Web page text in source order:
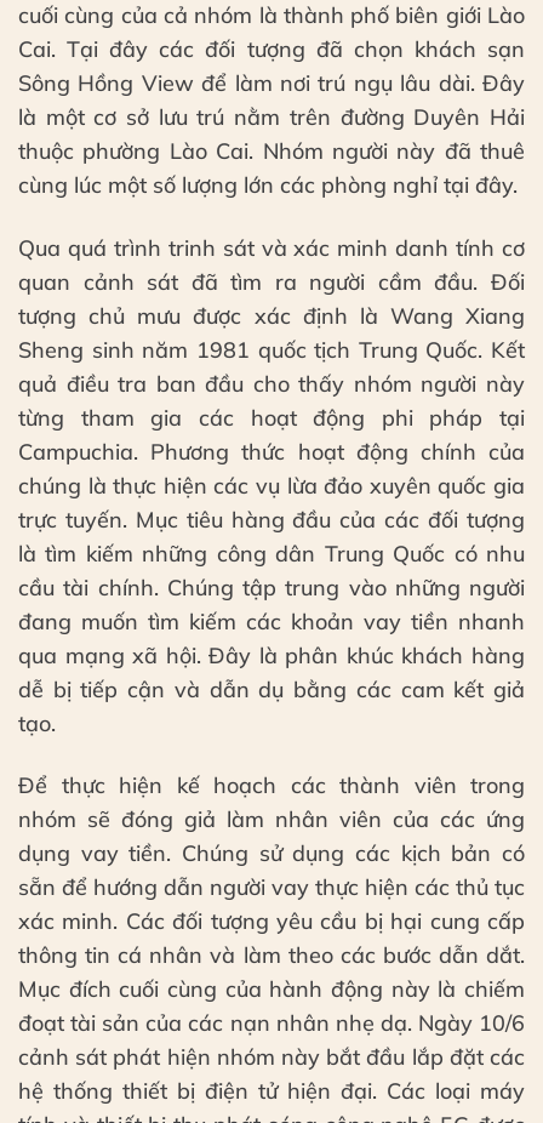
cuối cùng của cả nhóm là thành phố biên giới Lào
Cai. Tại đây các đối tượng đã chọn khách sạn
Sông Hồng View để làm nơi trú ngụ lâu dài. Đây
là một cơ sở lưu trú nằm trên đường Duyên Hải
thuộc phường Lào Cai. Nhóm người này đã thuê
cùng lúc một số lượng lớn các phòng nghỉ tại đây.
Qua quá trình trinh sát và xác minh danh tính cơ
quan cảnh sát đã tìm ra người cầm đầu. Đối
tượng chủ mưu được xác định là Wang Xiang
Sheng sinh năm 1981 quốc tịch Trung Quốc. Kết
quả điều tra ban đầu cho thấy nhóm người này
từng tham gia các hoạt động phi pháp tại
Campuchia. Phương thức hoạt động chính của
chúng là thực hiện các vụ lừa đảo xuyên quốc gia
trực tuyến. Mục tiêu hàng đầu của các đối tượng
là tìm kiếm những công dân Trung Quốc có nhu
cầu tài chính. Chúng tập trung vào những người
đang muốn tìm kiếm các khoản vay tiền nhanh
qua mạng xã hội. Đây là phân khúc khách hàng
dễ bị tiếp cận và dẫn dụ bằng các cam kết giả
tạo.
Để thực hiện kế hoạch các thành viên trong
nhóm sẽ đóng giả làm nhân viên của các ứng
dụng vay tiền. Chúng sử dụng các kịch bản có
sẵn để hướng dẫn người vay thực hiện các thủ tục
xác minh. Các đối tượng yêu cầu bị hại cung cấp
thông tin cá nhân và làm theo các bước dẫn dắt.
Mục đích cuối cùng của hành động này là chiếm
đoạt tài sản của các nạn nhân nhẹ dạ. Ngày 10/6
cảnh sát phát hiện nhóm này bắt đầu lắp đặt các
hệ thống thiết bị điện tử hiện đại. Các loại máy